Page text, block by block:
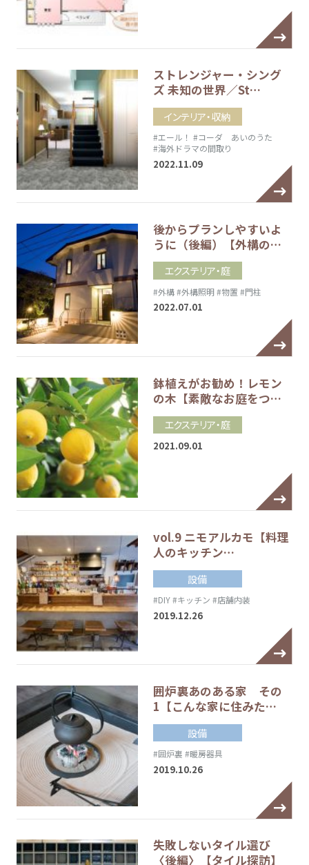
ストレンジャー・シング
ズ 未知の世界／St…
インテリア・収納
#エール！ #コーダ あいのうた
#海外ドラマの間取り
2022.11.09
後からプランしやすいよ
うに（後編）【外構の…
エクステリア・庭
#外構#外構照明 #物置 #門柱
2022.07.01
鉢植えがお勧め！レモン
の木【素敵なお庭をつ…
エクステリア・庭
2021.09.01
vol.9 ニモアルカモ【料理
人のキッチン…
設備
#DIY#キッチン #店舗内装
2019.12.26
囲炉裏あのある家 その
1【こんな家に住みた…
設備
#囲炉裏 #暖房器具
2019.10.26
失敗しないタイル選び
〈後編〉【タイル探訪】